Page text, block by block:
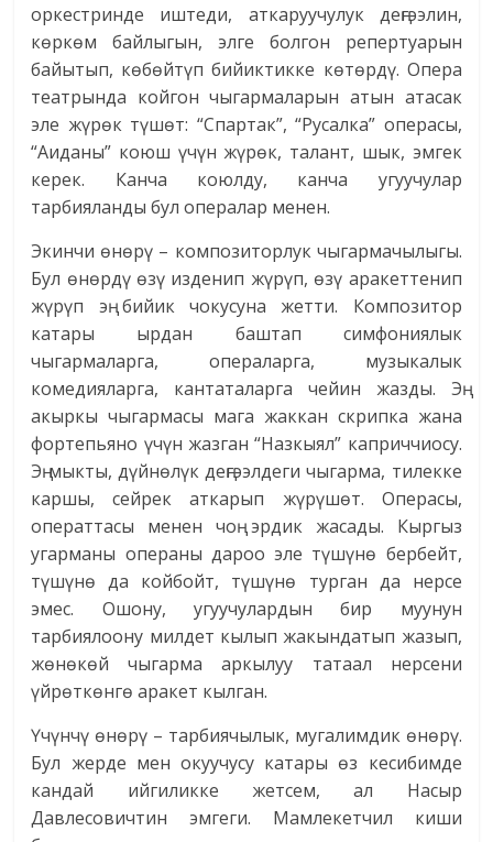
оркестринде иштеди, аткаруучулук деңгээлин,
көркөм байлыгын, элге болгон репертуарын
байытып, көбөйтүп бийиктикке көтөрдү. Опера
театрында койгон чыгармаларын атын атасак
эле жүрөк түшөт: “Спартак”, “Русалка” операсы,
“Аиданы” коюш үчүн жүрөк, талант, шык, эмгек
керек. Канча коюлду, канча угуучулар
тарбияланды бул опералар менен.
Экинчи өнөрү – композиторлук чыгармачылыгы.
Бул өнөрдү өзү изденип жүрүп, өзү аракеттенип
жүрүп эң бийик чокусуна жетти. Композитор
катары ырдан баштап симфониялык
чыгармаларга, операларга, музыкалык
комедияларга, кантаталарга чейин жазды. Эң
акыркы чыгармасы мага жаккан скрипка жана
фортепьяно үчүн жазган “Назкыял” каприччиосу.
Эң мыкты, дүйнөлүк деңгээлдеги чыгарма, тилекке
каршы, сейрек аткарып жүрүшөт. Операсы,
операттасы менен чоң эрдик жасады. Кыргыз
угарманы операны дароо эле түшүнө бербейт,
түшүнө да койбойт, түшүнө турган да нерсе
эмес. Ошону, угуучулардын бир муунун
тарбиялоону милдет кылып жакындатып жазып,
жөнөкөй чыгарма аркылуу татаал нерсени
үйрөткөнгө аракет кылган.
Үчүнчү өнөрү – тарбиячылык, мугалимдик өнөрү.
Бул жерде мен окуучусу катары өз кесибимде
кандай ийгиликке жетсем, ал Насыр
Давлесовичтин эмгеги. Мамлекетчил киши